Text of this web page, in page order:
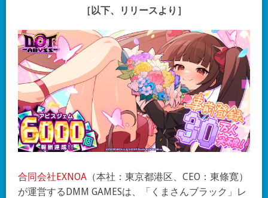
［以下、リリースより］
合同会社EXNOA （本社：東京都港区、CEO：東條寛）
が運営するDMM GAMESは、「くまさんブラック」レ